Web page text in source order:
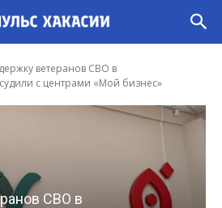
ветеранов СВО в
с центрами «Мой бизнес»
СВО в